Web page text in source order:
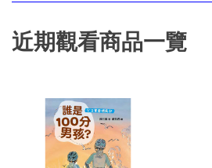
近期觀看商品一覽